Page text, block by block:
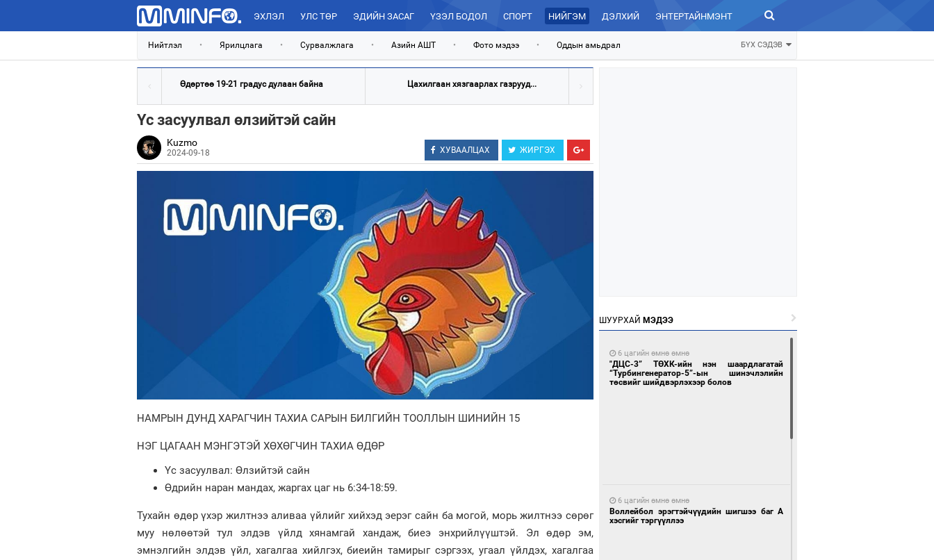
ЭХЛЭЛ УЛС ТӨР ЭДИЙН ЗАСАГ ҮЗЭЛ БОДОЛ СПОРТ НИЙГЭМ ДЭЛХИЙ ЭНТЕРТАЙНМЭНТ ЗУРХАЙ
Нийтлэл • Ярилцлага • Сурвалжлага • Азийн АШТ • Фото мэдээ • Оддын амьдрал БҮХ СЭДЭВ
Өдөртөө 19-21 градус дулаан байна Цахилгаан хязгаарлах газрууд...
Үс засуулвал өлзийтэй сайн
Kuzmo
2024-09-18 ХУВААЛЦАХ ЖИРГЭХ
НАМРЫН ДУНД ХАРАГЧИН ТАХИА САРЫН БИЛГИЙН ТООЛЛЫН ШИНИЙН 15
НЭГ ЦАГААН МЭНГЭТЭЙ ХӨХӨГЧИН ТАХИА ӨДӨР
Үс засуулвал: Өлзийтэй сайн
Өдрийн наран мандах, жаргах цаг нь 6:34-18:59.
Тухайн өдөр үхэр жилтнээ аливаа үйлийг хийхэд эерэг сайн ба могой, морь жилтнээ сөрөг
муу нөлөөтэй тул элдэв үйлд хянамгай хандаж, биеэ энхрийлүүштэй. Эл өдөр эм,
эмнэлгийн элдэв үйл, хагалгаа хийлгэх, биеийн тамирыг сэргээх, угаал үйлдэх, хагалгаа
ШУУРХАЙ МЭДЭЭ
6 цагийн өмнө өмнө
"ДЦС-3” ТӨХК-ийн нэн шаардлагатай
“Турбингенератор-5”-ын шинэчлэлийн
төсвийг шийдвэрлэхээр болов
6 цагийн өмнө өмнө
Воллейбол эрэгтэйчүүдийн шигшээ баг А
хэсгийг тэргүүллээ